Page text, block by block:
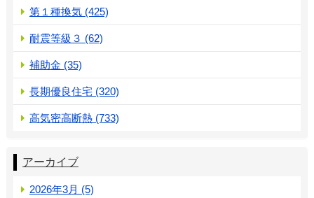
第１種換気 (425)
耐震等級３ (62)
補助金 (35)
長期優良住宅 (320)
高気密高断熱 (733)
アーカイブ
2026年3月 (5)